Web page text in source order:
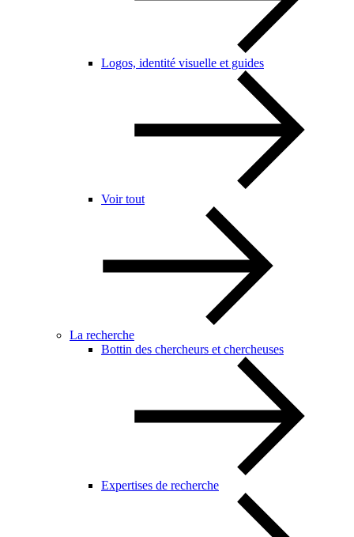
Logos, identité visuelle et guides
Voir tout
La recherche
Bottin des chercheurs et chercheuses
Expertises de recherche